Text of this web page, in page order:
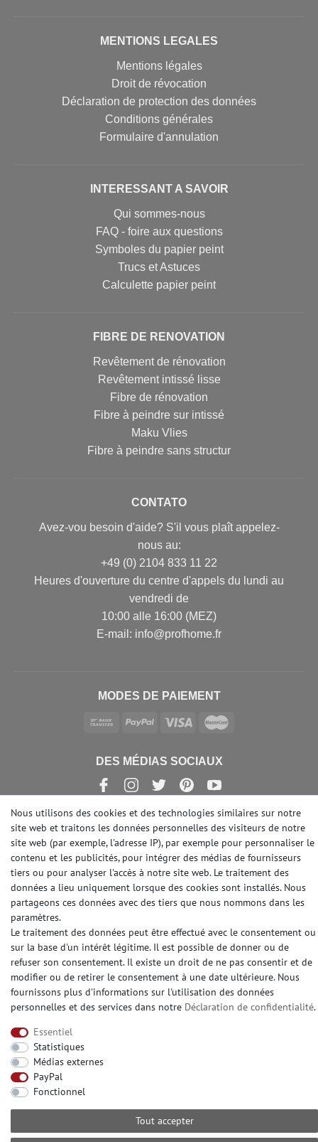
MENTIONS LEGALES
Mentions légales
Droit de révocation
Déclaration de protection des données
Conditions générales
Formulaire d'annulation
INTERESSANT A SAVOIR
Qui sommes-nous
FAQ - foire aux questions
Symboles du papier peint
Trucs et Astuces
Calculette papier peint
FIBRE DE RENOVATION
Revêtement de rénovation
Revêtement intissé lisse
Fibre de rénovation
Fibre à peindre sur intissé
Maku Vlies
Fibre à peindre sans structur
CONTATO
Avez-vou besoin d'aide? S'il vous plaît appelez-
nous au:
+49 (0) 2104 833 11 22
Heures d'ouverture du centre d'appels du lundi au
vendredi de
10:00 alle 16:00 (MEZ)
E-mail: info@profhome.fr
MODES DE PAIEMENT
DES MÉDIAS SOCIAUX
© Copyright 2026 | e-Delux GmbH
Nous utilisons des cookies et des technologies similaires sur notre
site web et traitons les données personnelles des visiteurs de notre
site web (par exemple, l'adresse IP), par exemple pour personnaliser le
contenu et les publicités, pour intégrer des médias de fournisseurs
tiers ou pour analyser l'accès à notre site web. Le traitement des
données a lieu uniquement lorsque des cookies sont installés. Nous
partageons ces données avec des tiers que nous nommons dans les
paramètres.
Le traitement des données peut être effectué avec le consentement ou
sur la base d'un intérêt légitime. Il est possible de donner ou de
refuser son consentement. Il existe un droit de ne pas consentir et de
modifier ou de retirer le consentement à une date ultérieure. Nous
fournissons plus d'informations sur l'utilisation des données
personnelles et des services dans notre Déclaration de confidentialité.
Essentiel
Statistiques
Médias externes
PayPal
Fonctionnel
Tout accepter